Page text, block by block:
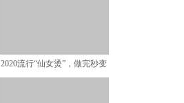
2020流行“仙女烫”，做完秒变